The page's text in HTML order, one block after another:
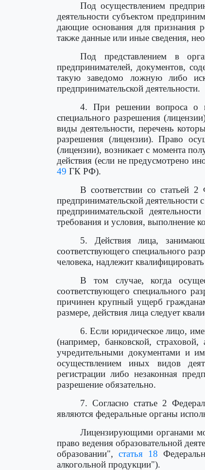
Под осуществлением
деятельности субъектом
дающие основания для признания
также данные или иные сведения,
Под представлением в
предпринимателей, документов,
такую заведомо ложную либо
предпринимательской деятельности.
4. При решении вопроса о
специального разрешения
виды деятельности, перечень
разрешения (лицензии). Право
(лицензии), возникает с момента
действия (если не предусмотрено
49 ГК РФ).
В соответствии со статьей
предпринимательской
предпринимательской
требования и условия, выполнение
5. Действия лица,
соответствующего специального
человека, надлежит
В том случае, когда
соответствующего специального
причинен крупный ущерб
размере, действия лица следует
6. Если юридическое лицо,
(например, банковской,
учредительными документами и
осуществлением иных видов
регистрации либо незаконная
разрешение обязательно.
7. Согласно статье 2
являются федеральные органы
Лицензирующими органами
право ведения образовательной
образовании",статья 18
алкогольной продукции").